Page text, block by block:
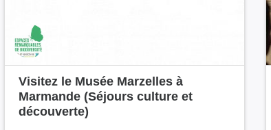
Visitez le Musée Marzelles à
Marmande (Séjours culture et
découverte)